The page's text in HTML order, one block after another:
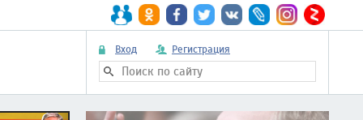
Вход Регистрация